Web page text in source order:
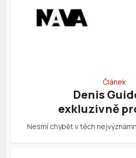
Článek
Denis
exkluzivně
Nesmí chybět v těch